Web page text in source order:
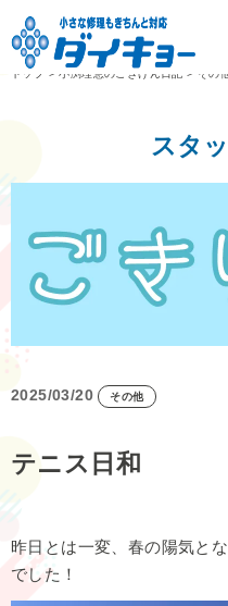
トップ
>小渕理恵のごきげん日記 > その
スタ
2025/03/20 その他
テニス日和
昨日とは一変、春の陽気と
でした！